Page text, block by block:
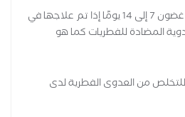
عادة ما تختفي العدوى في غضون 7 إلى 14 يومًا إذا تم علاجها في
المضادة للفطريات كما هو
من العدوى الفطرية لدى